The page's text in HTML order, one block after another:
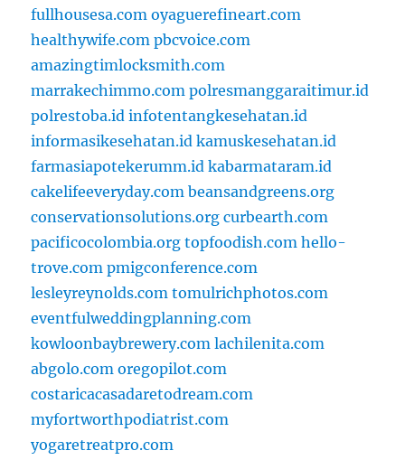
fullhousesa.com oyaguerefineart.com
healthywife.com pbcvoice.com
amazingtimlocksmith.com
marrakechimmo.com polresmanggaraitimur.id
polrestoba.id infotentangkesehatan.id
informasikesehatan.id kamuskesehatan.id
farmasiapotekerumm.id kabarmataram.id
cakelifeeveryday.com beansandgreens.org
conservationsolutions.org curbearth.com
pacificocolombia.org topfoodish.com hello-
trove.com pmigconference.com
lesleyreynolds.com tomulrichphotos.com
eventfulweddingplanning.com
kowloonbaybrewery.com lachilenita.com
abgolo.com oregopilot.com
costaricacasadaretodream.com
myfortworthpodiatrist.com
yogaretreatpro.com